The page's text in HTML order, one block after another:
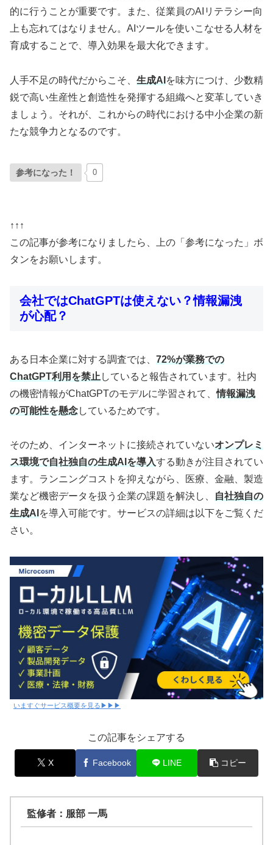
的に行うことが重要です。また、従業員のAIリテラシー向
上も忘れてはなりません。AIツールを使いこなせる人材を
育成することで、導入効果を最大化できます。
人手不足の時代だからこそ、 生成AI を味方につけ、少数精
鋭で高い生産性と創造性を発揮する組織へと変革していき
ましょう。それが、これからの時代における中小企業の新
たな競争力となるのです。
参考になった！ 0
↑↑↑
この記事が参考になりましたら、上の「参考になった」ボ
タンをお願いします。
会社ではChatGPTは使えない？情報漏洩
が心配？
ある日本企業に対する調査では、 72%が業務での
ChatGPT利用を禁止 していると報告されています。社内
の機密情報がChatGPTのモデルに学習されて、情報漏洩
の可能性を懸念しているためです。
そのため、インターネットに接続されていないオンプレミ
ス環境で自社独自の生成AIを導入する動きが注目されてい
ます。ランニングコストを抑えながら、医療、金融、製造
業など機密データを扱う企業の課題を解決し、
自社独自の
生成AI を導入可能です。サービスの詳細は以下をご覧くだ
さい。
いますぐサービス概要を見る▶▶▶
この記事をシェアする
X Facebook LINE コピー
監修者：服部 一馬